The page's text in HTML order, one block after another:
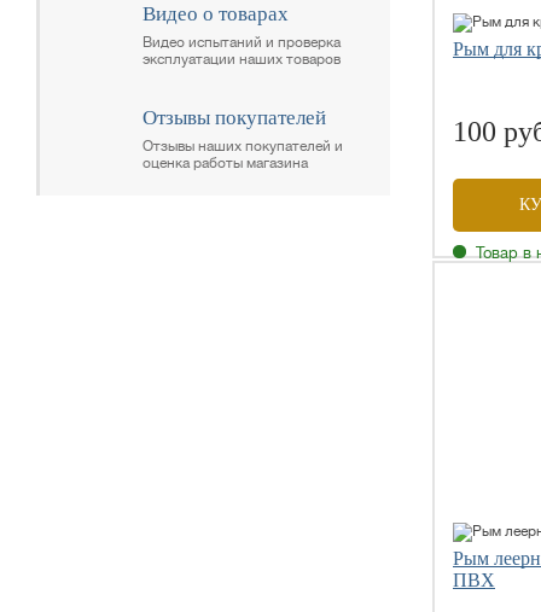
Видео о товарах
Видео испытаний и проверка
эксплуатации наших товаров
Отзывы покупателей
Отзывы наших покупателей и
оценка работы магазина
Рым для
100
Товар в
Рым
ПВХ